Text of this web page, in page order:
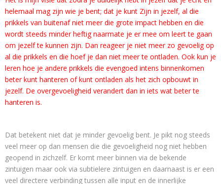
helemaal mag zijn wie je bent; dat je kunt Zijn in jezelf, al die
prikkels van buitenaf niet meer die grote impact hebben en die
wordt steeds minder heftig naarmate je er mee om leert te gaan
om jezelf te kunnen zijn. Dan reageer je niet meer zo gevoelig op
al die prikkels en die hoef je dan niet meer te ontladen. Ook kun je
leren hoe je andere prikkels die evengoed intens binnenkomen
beter kunt hanteren of kunt ontladen als het zich opbouwt in
jezelf. De overgevoeligheid verandert dan in iets wat beter te
hanteren is.
Dat betekent niet dat je minder gevoelig bent. Je pikt nog steeds
veel meer op dan mensen die die gevoeligheid nog niet hebben
geopend in zichzelf. Er komt meer binnen via de bekende
zintuigen maar ook via subtielere zintuigen en daarnaast is er een
veel directere verbinding tussen alle input en de innerlijke